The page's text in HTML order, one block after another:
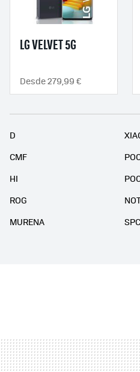
LG VELVET 5G
Desde 279,99 €
D
CMF
HI
ROG
MURENA
SPC